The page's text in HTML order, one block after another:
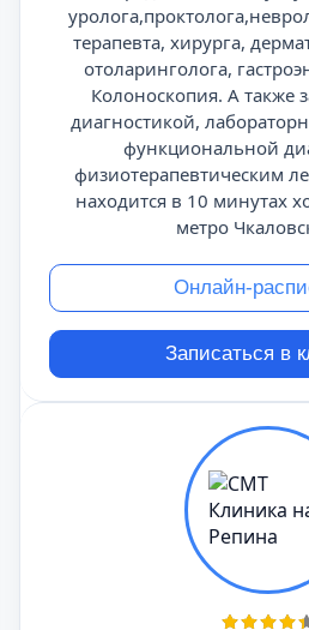
терапевта, хирурга,
отоларинголога,
Колоноскопия. А также
диагностикой,
функциональной
физиотерапевтическим
находится в 10 минутах
метро
Онлайн-
Записаться в